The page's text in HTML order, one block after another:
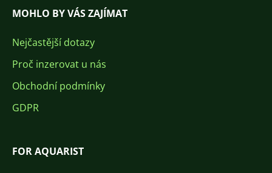
MOHLO BY VÁS ZAJÍMAT
Nejčastější dotazy
Proč inzerovat u nás
Obchodní podmínky
GDPR
FOR AQUARIST